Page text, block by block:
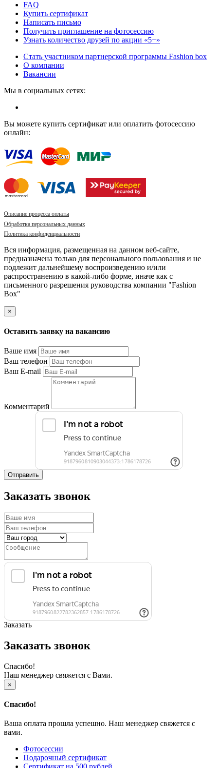
FAQ
Купить сертификат
Написать письмо
Получить приглашение на фотосессию
Узнать количество друзей по акции «5+»
Стать участником партнерской программы Fashion box
О компании
Вакансии
Мы в социальных сетях:
Вы можете купить сертификат или оплатить фотосессию
онлайн:
Описание процесса оплаты
Обработка персональных данных
Политика конфиденциальности
Вся информация, размещенная на данном веб-сайте,
предназначена только для персонального пользования и не
подлежит дальнейшему воспроизведению и/или
распространению в какой-либо форме, иначе как с
письменного разрешения руководства компании "Fashion
Box"
×
Оставить заявку на вакансию
Ваше имя
Ваш телефон
Ваш E-mail
Комментарий
Отправить
Заказать звонок
Заказать
Заказать звонок
Спасибо!
Наш менеджер свяжется с Вами.
×
Спасибо!
Ваша оплата прошла успешно. Наш менеджер свяжется с
вами.
Фотосессии
Подарочный сертификат
Сертификат на 500 рублей